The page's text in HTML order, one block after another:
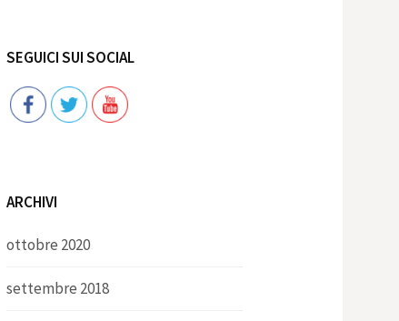
SEGUICI SUI SOCIAL
Follow
ARCHIVI
ottobre 2020
settembre 2018